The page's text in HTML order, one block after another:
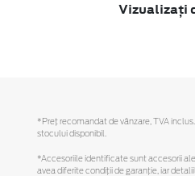
Vizualizați
*Preţ recomandat de vânzare, TVA
stocului disponibil.
*Accesoriile identificate sunt accesorii
avea diferite condiții de garanție, iar